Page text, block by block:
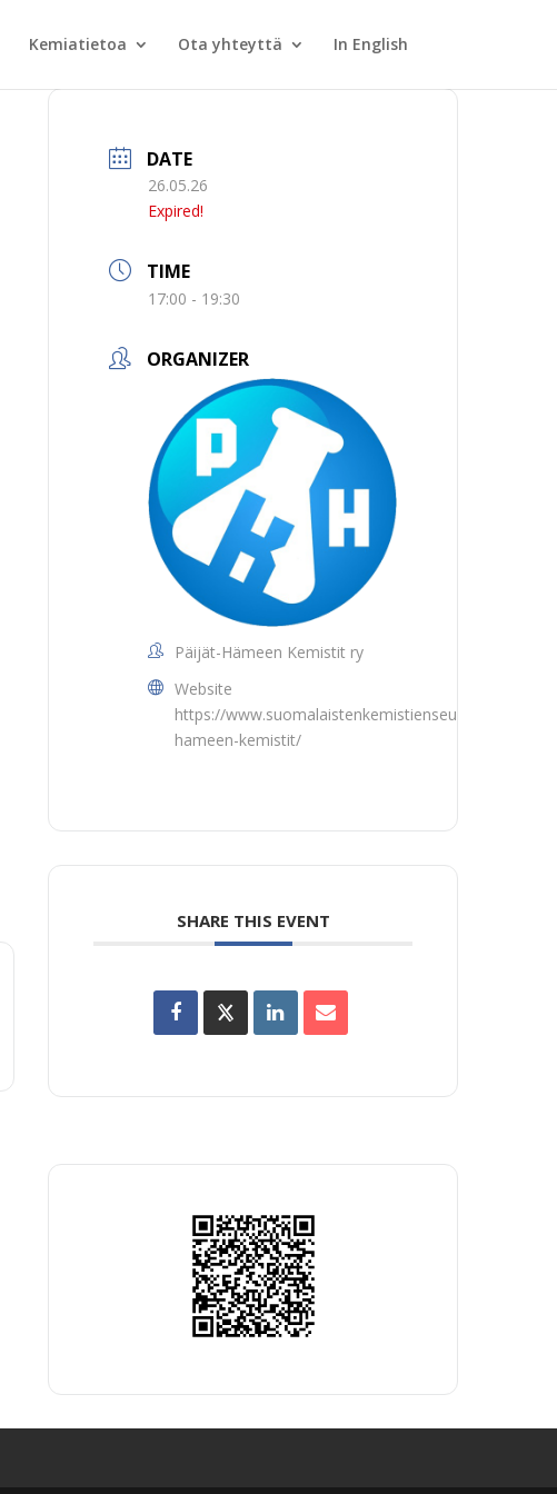
Kemiatietoa Ota yhteyttä In English
DATE
26.05.26
Expired!
TIME
17:00 - 19:30
ORGANIZER
Päijät-Hämeen Kemistit ry
Website
https://www.suomalaistenkemistienseura.fi/paijat-
hameen-kemistit/
SHARE THIS EVENT